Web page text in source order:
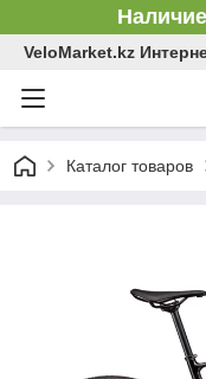
VeloMarket.kz
Каталог товаров